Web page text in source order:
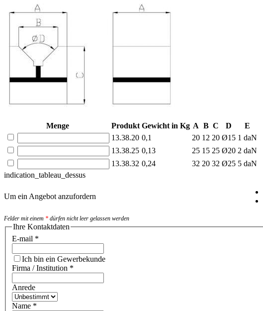
Menge Produkt Gewicht in Kg A B C D
E
13.38.20 0,1 20 12 20 Ø15 1 daN
13.38.25 0,13 25 15 25 Ø20 2 daN
13.38.32 0,24 32 20 32 Ø25 5 daN
indication_tableau_dessus
Um ein Angebot anzufordern
Felder mit einem * dürfen nicht leer gelassen werden
Ihre Kontaktdaten
E-mail *
Ich bin ein Gewerbekunde
Firma / Institution *
Anrede
Name *